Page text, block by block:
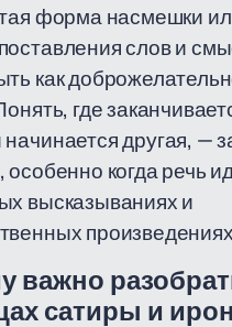
форма насмешки
слов и
как
где
другая, —
особенно когда речь
высказываниях и
важно
сатиры и